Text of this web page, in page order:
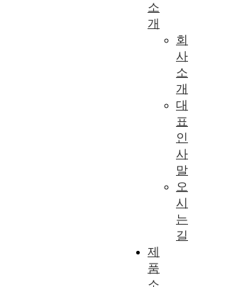
소
개
회
사
소
개
대
표
인
사
말
오
시
는
길
제
품